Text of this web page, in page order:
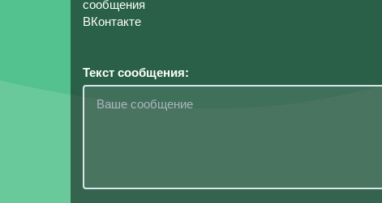
Текст сообщения: